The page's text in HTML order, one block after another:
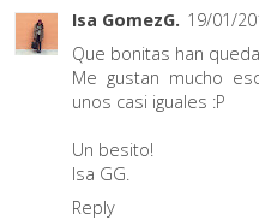
Isa GomezG. 19/01/
Que bonitas han
Me gustan mucho
unos casi iguales :P
Un besito!
Isa GG.
Reply